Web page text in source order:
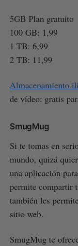
5GB Plan gratuito
100 GB: 1,99
1 TB: 6,99
2 TB: 11,99
Almacenamiento
de vídeo: gratis
SmugMug
Si te tomas en
mundo, quizá
una aplicación
permite compartir
también les
sitio web.
SmugMug te